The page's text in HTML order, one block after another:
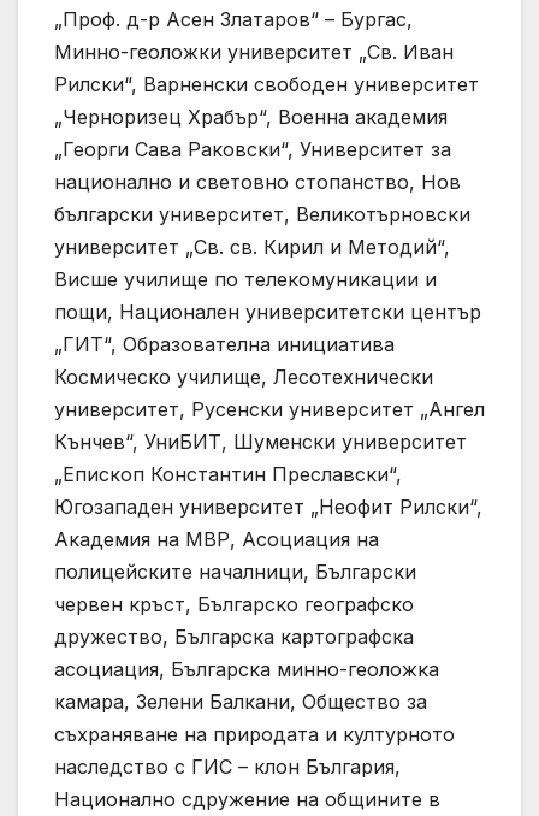
„Проф. д-р Асен Златаров“ – Бургас,
Минно-геоложки университет „Св. Иван
Рилски“, Варненски свободен университет
„Черноризец Храбър“, Военна академия
„Георги Сава Раковски“, Университет за
национално и световно стопанство, Нов
български университет, Великотърновски
университет „Св. св. Кирил и Методий“,
Висше училище по телекомуникации и
пощи, Национален университетски център
„ГИТ“, Образователна инициатива
Космическо училище, Лесотехнически
университет, Русенски университет „Ангел
Кънчев“, УниБИТ, Шуменски университет
„Епископ Константин Преславски“,
Югозападен университет „Неофит Рилски“,
Академия на МВР, Асоциация на
полицейските началници, Български
червен кръст, Българско географско
дружество, Българска картографска
асоциация, Българска минно-геоложка
камара, Зелени Балкани, Общество за
съхраняване на природата и културното
наследство с ГИС – клон България,
Национално сдружение на общините в